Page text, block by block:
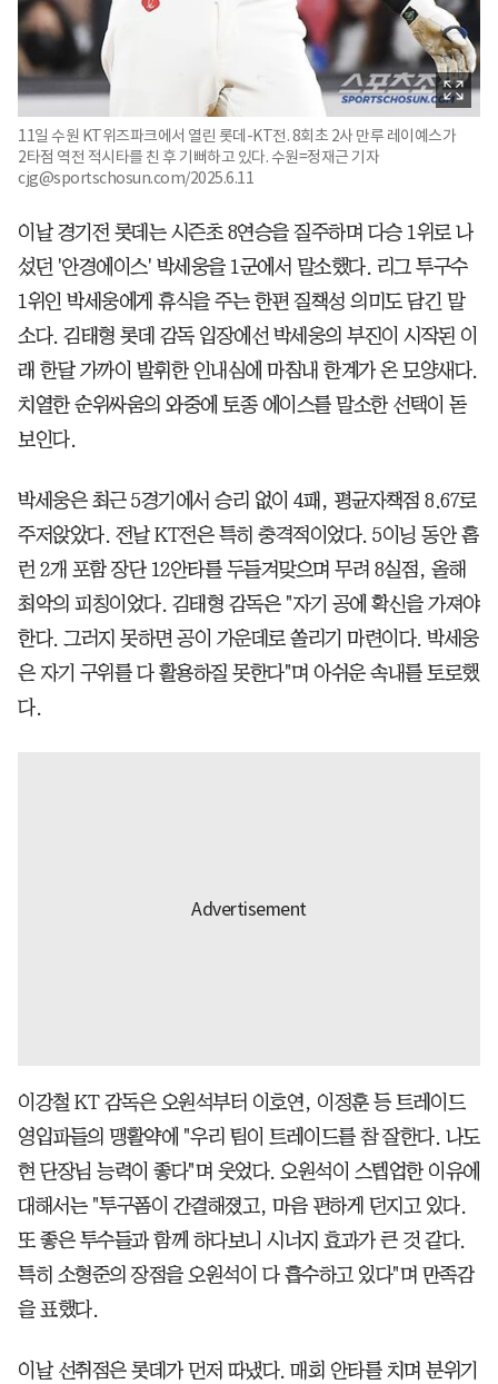
11일 수원 KT위즈파크에서 열린 롯데-KT전. 8회초 2사 만루 레이예스가
2타점 역전 적시타를 친 후 기뻐하고 있다. 수원=정재근 기자
cjg@sportschosun.com/2025.6.11
이날 경기전 롯데는 시즌초 8연승을 질주하며 다승 1위로 나
섰던 '안경에이스' 박세웅을 1군에서 말소했다. 리그 투구수
1위인 박세웅에게 휴식을 주는 한편 질책성 의미도 담긴 말
소다. 김태형 롯데 감독 입장에선 박세웅의 부진이 시작된 이
래 한달 가까이 발휘한 인내심에 마침내 한계가 온 모양새다.
치열한 순위싸움의 와중에 토종 에이스를 말소한 선택이 돋
보인다.
박세웅은 최근 5경기에서 승리 없이 4패, 평균자책점 8.67로
주저앉았다. 전날 KT전은 특히 충격적이었다. 5이닝 동안 홈
런 2개 포함 장단 12안타를 두들겨맞으며 무려 8실점, 올해
최악의 피칭이었다. 김태형 감독은 "자기 공에 확신을 가져야
한다. 그러지 못하면 공이 가운데로 쏠리기 마련이다. 박세웅
은 자기 구위를 다 활용하질 못한다"며 아쉬운 속내를 토로했
다.
이강철 KT 감독은 오원석부터 이호연, 이정훈 등 트레이드
영입파들의 맹활약에 "우리 팀이 트레이드를 참 잘한다. 나도
현 단장님 능력이 좋다"며 웃었다. 오원석이 스텝업한 이유에
대해서는 "투구폼이 간결해졌고, 마음 편하게 던지고 있다.
또 좋은 투수들과 함께 하다보니 시너지 효과가 큰 것 같다.
특히 소형준의 장점을 오원석이 다 흡수하고 있다"며 만족감
을 표했다.
이날 선취점은 롯데가 먼저 따냈다. 매회 안타를 치며 분위기